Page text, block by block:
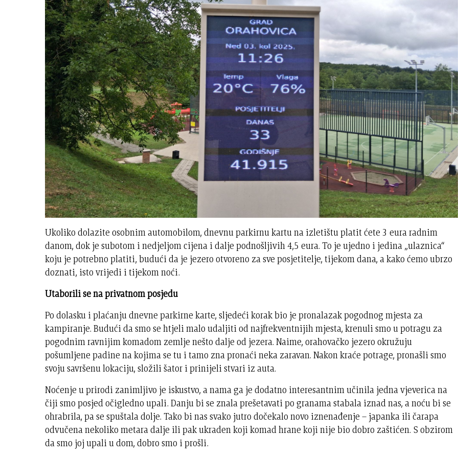
Ukoliko dolazite osobnim automobilom, dnevnu parkirnu kartu na izletištu platit ćete 3 eura radnim
danom, dok je subotom i nedjeljom cijena i dalje podnošljivih 4,5 eura. To je ujedno i jedina „ulaznica“
koju je potrebno platiti, budući da je jezero otvoreno za sve posjetitelje, tijekom dana, a kako ćemo ubrzo
doznati, isto vrijedi i tijekom noći.
Utaborili se na privatnom posjedu
Po dolasku i plaćanju dnevne parkirne karte, sljedeći korak bio je pronalazak pogodnog mjesta za
kampiranje. Budući da smo se htjeli malo udaljiti od najfrekventnijih mjesta, krenuli smo u potragu za
pogodnim ravnijim komadom zemlje nešto dalje od jezera. Naime, orahovačko jezero okružuju
pošumljene padine na kojima se tu i tamo zna pronaći neka zaravan. Nakon kraće potrage, pronašli smo
svoju savršenu lokaciju, složili šator i prinijeli stvari iz auta.
Noćenje u prirodi zanimljivo je iskustvo, a nama ga je dodatno interesantnim učinila jedna vjeverica na
čiji smo posjed očigledno upali. Danju bi se znala prešetavati po granama stabala iznad nas, a noću bi se
ohrabrila, pa se spuštala dolje. Tako bi nas svako jutro dočekalo novo iznenađenje – japanka ili čarapa
odvučena nekoliko metara dalje ili pak ukraden koji komad hrane koji nije bio dobro zaštićen. S obzirom
da smo joj upali u dom, dobro smo i prošli.